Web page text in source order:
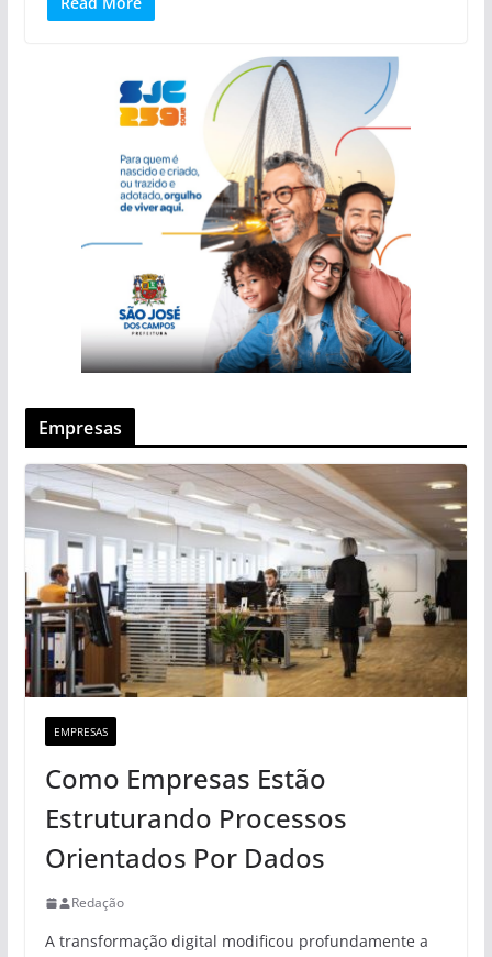
Empresas
EMPRESAS
Como Empresas Estão
Estruturando Processos
Orientados Por Dados
Redação
A transformação digital modificou profundamente a